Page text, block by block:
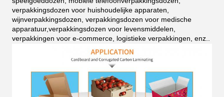
verpakkingsdozen voor huishoudelijke apparaten,
wijnverpakkingsdozen, verpakkingsdozen voor medische
apparatuur,verpakkingsdozen voor levensmiddelen,
verpakkingen voor e-commerce, logistieke verpakkingen, enz.